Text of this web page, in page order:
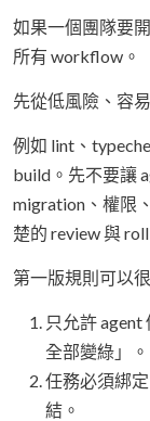
如果一個團隊要
所有 workflow。
先從低風險、容
例如 lint、
build。先不要讓
migration、權限
楚的 review 與
第一版規則可以很
只允許
全部變綠」。
任務必須綁
結。